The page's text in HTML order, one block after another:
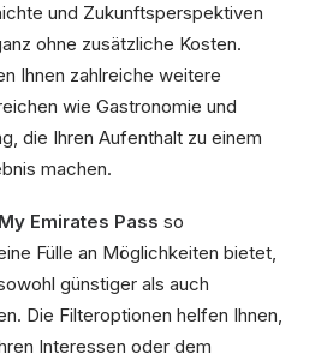
und Zukunftsperspektiven
ohne zusätzliche Kosten.
Ihnen zahlreiche weitere
wie Gastronomie und
die Ihren Aufenthalt zu einem
machen.
My Emirates Pass so
Fülle an Möglichkeiten bietet,
günstiger als auch
Die Filteroptionen helfen Ihnen,
Interessen oder dem